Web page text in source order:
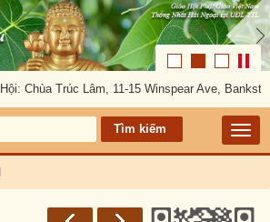
Trúc Lâm, 11-15 Winspear Ave, Bankstown,